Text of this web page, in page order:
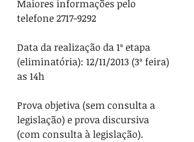
Maiores informações pelo
telefone 2717-9292
Data da realização da 1ª etapa
(eliminatória): 12/11/2013 (3ª feira)
as 14h
Prova objetiva (sem consulta a
legislação) e prova discursiva
(com consulta à legislação).